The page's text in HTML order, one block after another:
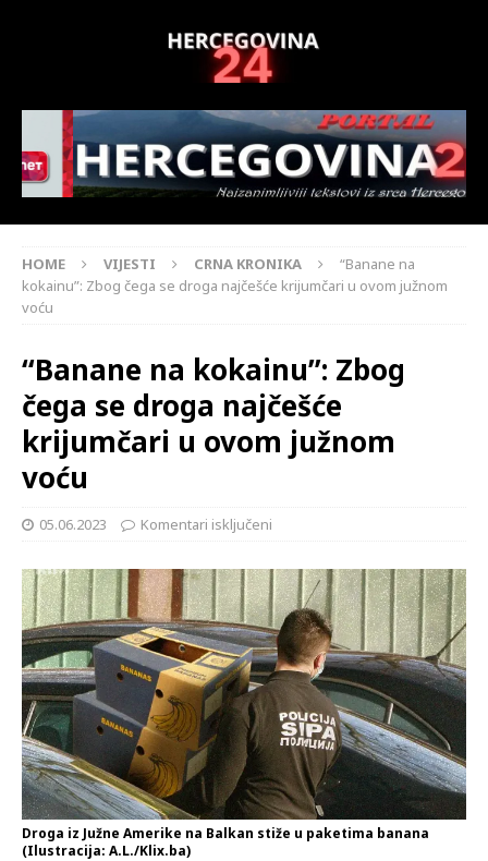
HOME VIJESTI CRNA KRONIKA
“Banane na
kokainu”: Zbog čega se droga najčešće krijumčari u ovom južnom
voću
“Banane na kokainu”: Zbog
čega se droga najčešće
krijumčari u ovom južnom
voću
05.06.2023 Komentari isključeni
Droga iz Južne Amerike na Balkan stiže u paketima banana
(Ilustracija: A.L./Klix.ba)